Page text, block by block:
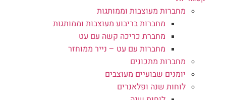
מחברות מעוצבות וממותגות
מחברות בריבוע מעוצבות וממותגות
מחברת כריכה קשה עם עט
מחברות עם עט – נייר ממוחזר
מחברות מתכונים
יומנים שבועיים מעוצבים
לוחות שנה ופלאנרים